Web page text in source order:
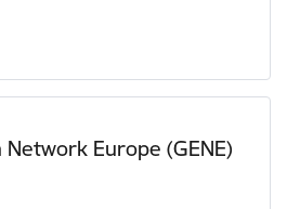
Europe (GENE)